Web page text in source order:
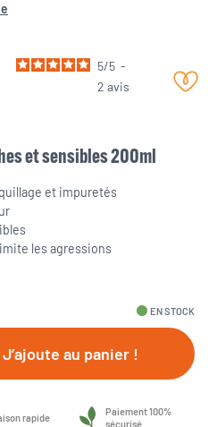
5/5 -
2 avis
et sensibles 200ml
et impuretés
les agressions
fiber_manual_record EN STOCK
J’ajoute au panier !
rapide
Paiement 100%
sécurisé